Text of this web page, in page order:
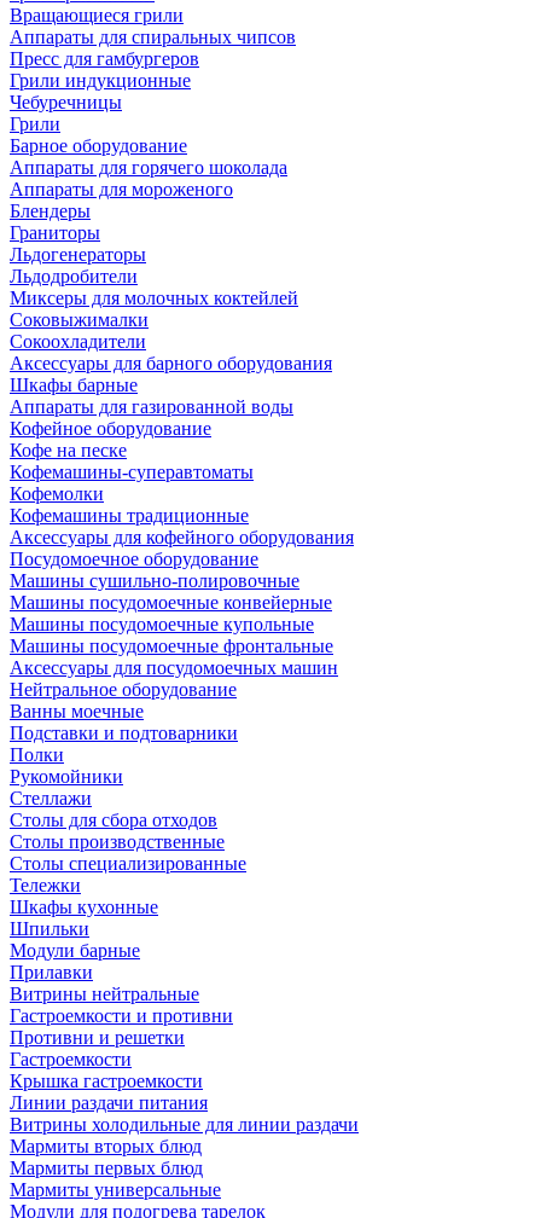
Вращающиеся грили
Аппараты для спиральных чипсов
Пресс для гамбургеров
Грили индукционные
Чебуречницы
Грили
Барное оборудование
Аппараты для горячего шоколада
Аппараты для мороженого
Блендеры
Граниторы
Льдогенераторы
Льдодробители
Миксеры для молочных коктейлей
Соковыжималки
Сокоохладители
Аксессуары для барного оборудования
Шкафы барные
Аппараты для газированной воды
Кофейное оборудование
Кофе на песке
Кофемашины-суперавтоматы
Кофемолки
Кофемашины традиционные
Аксессуары для кофейного оборудования
Посудомоечное оборудование
Машины сушильно-полировочные
Машины посудомоечные конвейерные
Машины посудомоечные купольные
Машины посудомоечные фронтальные
Аксессуары для посудомоечных машин
Нейтральное оборудование
Ванны моечные
Подставки и подтоварники
Полки
Рукомойники
Стеллажи
Столы для сбора отходов
Столы производственные
Столы специализированные
Тележки
Шкафы кухонные
Шпильки
Модули барные
Прилавки
Витрины нейтральные
Гастроемкости и противни
Противни и решетки
Гастроемкости
Крышка гастроемкости
Линии раздачи питания
Витрины холодильные для линии раздачи
Мармиты вторых блюд
Мармиты первых блюд
Мармиты универсальные
Модули для подогрева тарелок